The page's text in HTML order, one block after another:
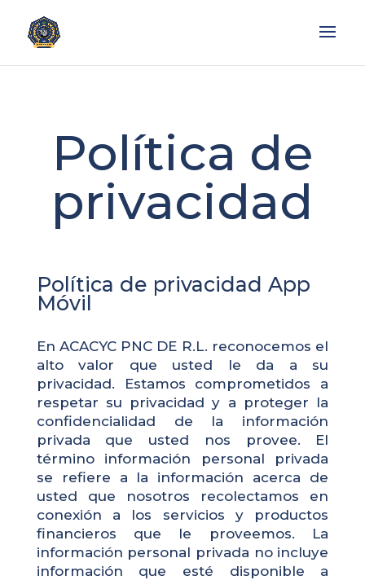
Política de
privacidad
Política de privacidad App
Móvil
En ACACYC PNC DE R.L. reconocemos el
alto valor que usted le da a su
privacidad. Estamos comprometidos a
respetar su privacidad y a proteger la
confidencialidad de la información
privada que usted nos provee. El
término información personal privada
se refiere a la información acerca de
usted que nosotros recolectamos en
conexión a los servicios y productos
financieros que le proveemos. La
información personal privada no incluye
información que esté disponible a